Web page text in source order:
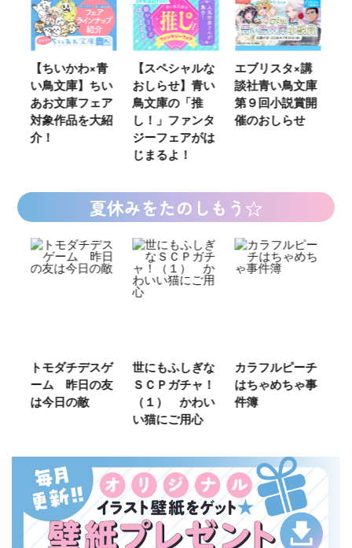
【ちいかわ×青
い鳥文庫】ちい
あお文庫フェア
対象作品を大紹
介！
【スペシャルな
おしらせ】青い
鳥文庫の「推
し！」ファンタ
ジーフェアがは
じまるよ！
エブリスタ×講
談社青い鳥文庫
第９回小説賞開
催のおしらせ
夏休みをたのしもう☆
トモダチデスゲ
ーム 昨日の友
は今日の敵
世にもふしぎな
ＳＣＰガチャ！
（１） かわい
い猫にご用心
カラフルピーチ
はちゃめちゃ事
件簿